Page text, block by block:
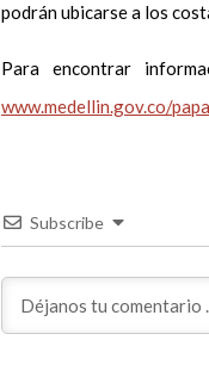
podrán ubicarse a los
Para encontrar
www.medellin.gov.co/
Subscribe